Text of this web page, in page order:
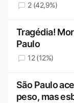
2 (42,9%)
Tragédia!
Paulo
12 (12%)
São Paulo
peso, mas